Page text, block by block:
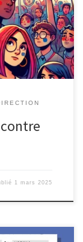
le mercredi 19
1 mars 2025